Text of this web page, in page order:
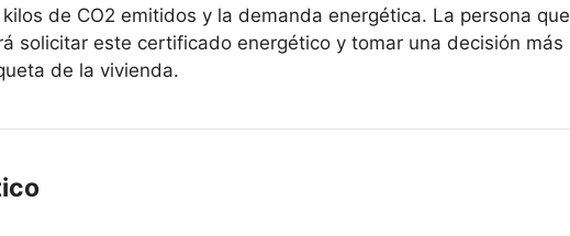
de CO2 emitidos y la demanda energética. La persona que
solicitar este certificado energético y tomar una decisión más
de la vivienda.